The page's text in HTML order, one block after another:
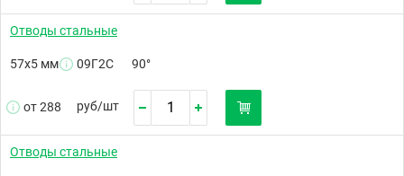
Отводы стальные
57х5 мм 09Г2С 90°
от 288 руб/шт
Отводы стальные